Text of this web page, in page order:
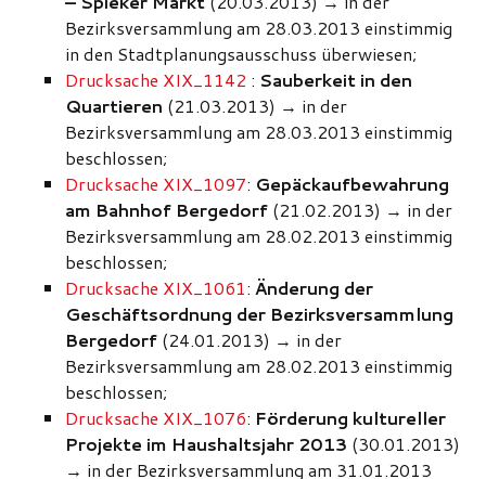
Bezirksversammlung am 28.03.2013 einstimmig
in den Stadtplanungsausschuss überwiesen;
Drucksache XIX_1142 : Sauberkeit in den
Quartieren (21.03.2013) → in der
Bezirksversammlung am 28.03.2013 einstimmig
beschlossen;
Drucksache XIX_1097: Gepäckaufbewahrung
am Bahnhof Bergedorf (21.02.2013) → in der
Bezirksversammlung am 28.02.2013 einstimmig
beschlossen;
Drucksache XIX_1061: Änderung der
Geschäftsordnung der Bezirksversammlung
Bergedorf (24.01.2013) → in der
Bezirksversammlung am 28.02.2013 einstimmig
beschlossen;
Drucksache XIX_1076: Förderung kultureller
Projekte im Haushaltsjahr 2013 (30.01.2013)
→ in der Bezirksversammlung am 31.01.2013